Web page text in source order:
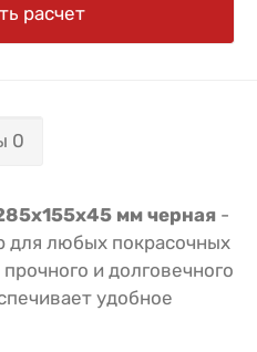
расчет
0
мм черная -
для любых покрасочных
и долговечного
удобное